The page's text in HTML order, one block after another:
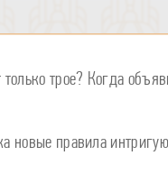
трое? Когда
новые правила